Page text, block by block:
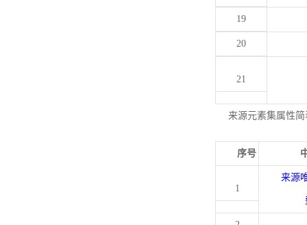
19
20
21
来源元素集属性简
序号
1
来源